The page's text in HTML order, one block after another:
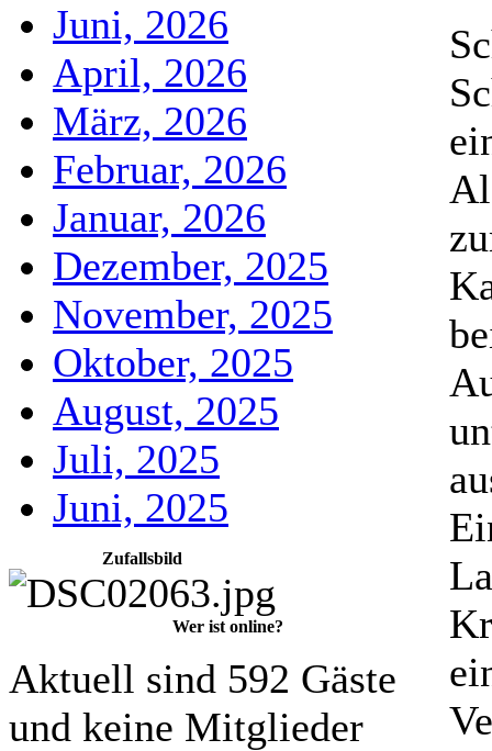
Juni, 2026
April, 2026
März, 2026
Februar, 2026
Januar, 2026
Dezember, 2025
November, 2025
Oktober, 2025
August, 2025
Juli, 2025
Juni, 2025
Zufallsbild
Wer ist online?
Aktuell sind 592 Gäste
und keine Mitglieder